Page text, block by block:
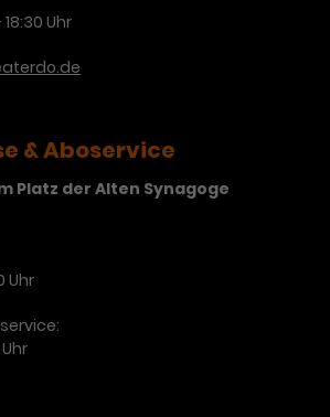
Uhr
& Aboservice
Platz der Alten Synagoge
Uhr